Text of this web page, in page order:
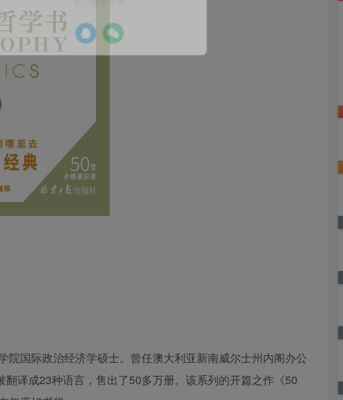
国际政治经济学硕士。曾任澳大利亚新南威尔士州内阁办公
译成23种语言，售出了50多万册。该系列的开篇之作《50